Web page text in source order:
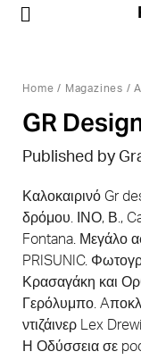
Home / Magazines /
GR
Published by
Καλοκαιρινό Gr
δρόμου. ΙΝΟ, Β .,
Fontana. Μεγάλο
PRISUNIC.
Κρασαγάκη και
Γερόλυμπο.A
ντιζάινερ
Lex
Η Οδύσσεια σε